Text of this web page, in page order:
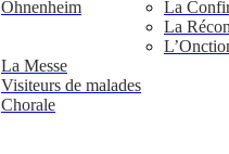
Ohnenheim
La
La
La Messe
Visiteurs de malades
Chorale